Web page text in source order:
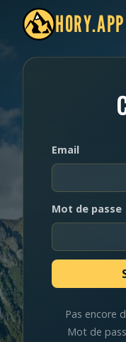
HORY.APP
Email
Mot de passe
Pas encore
Mot de